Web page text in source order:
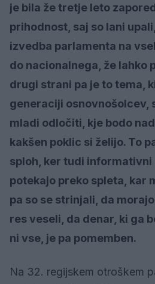
je bila že tretje leto
prihodnost, saj so lani
izvedba parlamenta na
do nacionalnega, že lahko
drugi strani pa je to tema,
generaciji osnovnošolcev,
mladi odločiti, kje bodo
kakšen poklic si želijo. To
sploh, ker tudi informativni
potekajo preko spleta, kar
pa so se strinjali, da
res veseli, da denar, ki ga
ni vse, je pa pomemben.
Na 32. regijskem otroškem